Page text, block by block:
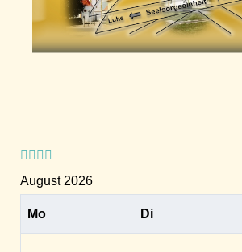
August 2026
Mo Di